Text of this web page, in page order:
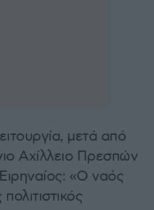
μετά από
Αχίλλειο Πρεσπών
«Ο ναός